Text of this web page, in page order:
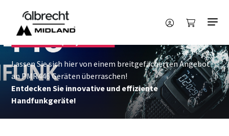
Funktechnik
PMR446 / 2,4 GHZ
Lassen Sie sich hier von einem breitgefächerten Angebot
an PMR446 Geräten überraschen!
Entdecken Sie innovative und effiziente
Handfunkgeräte!